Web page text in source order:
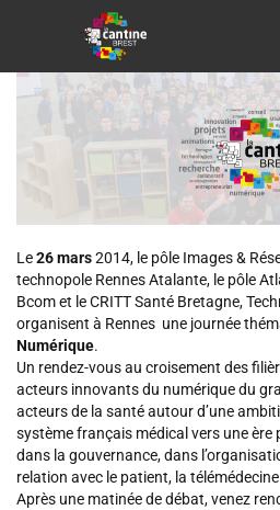
Le26 mars2014, le pôle Images &
technopole Rennes Atalante, le pôle
Bcom et le CRITT Santé Bretagne,
organisent à Rennes une journée
Numérique.
Un rendez-vous au croisement des
acteurs innovants du numérique du
acteurs de la santé autour d’une
système français médical vers une ère
dans la gouvernance, dans
relation avec le patient, la
Après une matinée de débat, venez